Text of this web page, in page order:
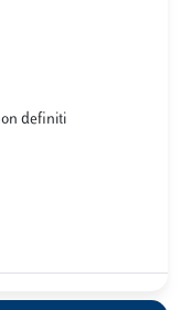
definiti